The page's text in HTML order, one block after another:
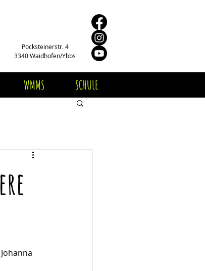
Pocksteinerstr. 4
3340 Waidhofen/Ybbs
WMMS SCHULE